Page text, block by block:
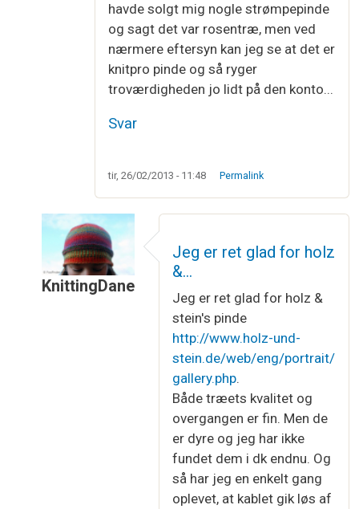
havde solgt mig nogle strømpepinde
og sagt det var rosentræ, men ved
nærmere eftersyn kan jeg se at det er
knitpro pinde og så ryger
troværdigheden jo lidt på den konto...
Svar
tir, 26/02/2013 - 11:48 Permalink
KnittingDane
Sidder selv og overvejer at…af
Jeg er ret glad for holz
&…
Jeg er ret glad for holz &
stein's pinde
http://www.holz-und-
stein.de/web/eng/portrait/
gallery.php.
Både træets kvalitet og
overgangen er fin. Men de
er dyre og jeg har ikke
fundet dem i dk endnu. Og
så har jeg en enkelt gang
oplevet, at kablet gik løs af